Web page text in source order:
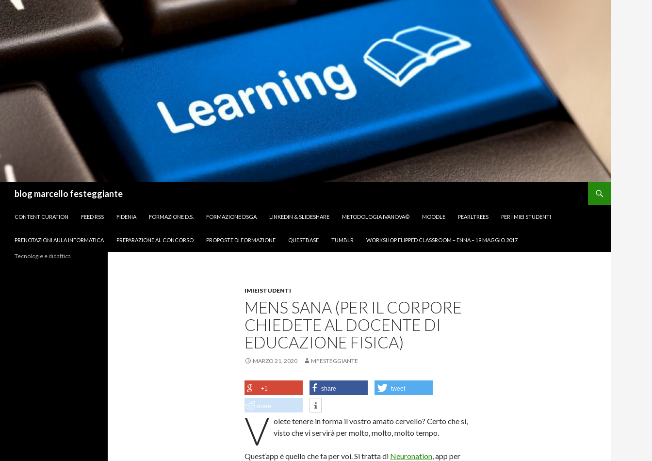
blog marcello festeggiante
CONTENT CURATION
FEED RSS FIDENIA FORMAZIONE D.S. FORMAZIONE DSGA LINKEDIN & SLIDESHARE METODOLOGIA IVANOVA© MOODLE PEARLTREES PER I MIEI STUDENTI
PRENOTAZIONI AULA INFORMATICA PREPARAZIONE AL CONCORSO PROPOSTE DI FORMAZIONE QUESTBASE TUMBLR WORKSHOP FLIPPED CLASSROOM – ENNA – 19 MAGGIO 2017
IMIEISTUDENTI
MENS SANA (PER IL CORPORE
CHIEDETE AL DOCENTE DI
EDUCAZIONE FISICA)
MARZO 21, 2020 MFESTEGGIANTE
+1 share tweet
share
V olete tenere in forma il vostro amato cervello? Certo che si,
visto che vi servirà per molto, molto, molto tempo.
Quest’app è quello che fa per voi. Si tratta di Neuronation, app per
Tecnologie e didattica